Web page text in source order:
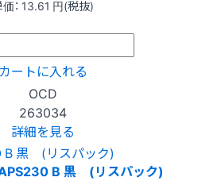
： 13.61 円(税抜)
カートに入れる
OCD
263034
詳細を見る
B 黒 (リスパック)